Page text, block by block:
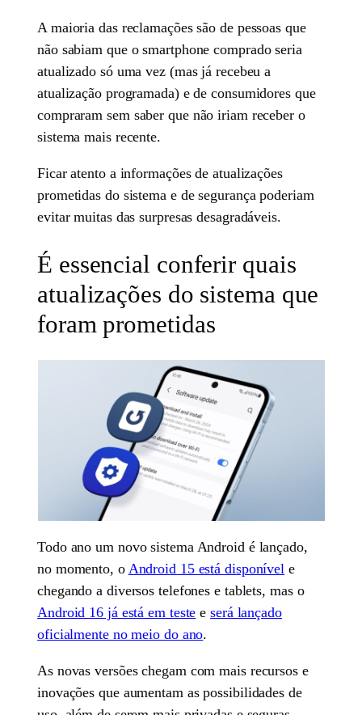
A maioria das reclamações são de pessoas que
não sabiam que o smartphone comprado seria
atualizado só uma vez (mas já recebeu a
atualização programada) e de consumidores que
compraram sem saber que não iriam receber o
sistema mais recente.
Ficar atento a informações de atualizações
prometidas do sistema e de segurança poderiam
evitar muitas das surpresas desagradáveis.
É essencial conferir quais
atualizações do sistema que
foram prometidas
Todo ano um novo sistema Android é lançado,
no momento, o Android 15 está disponível e
chegando a diversos telefones e tablets, mas o
Android 16 já está em teste eserá lançado
oficialmente no meio do ano.
As novas versões chegam com mais recursos e
inovações que aumentam as possibilidades de